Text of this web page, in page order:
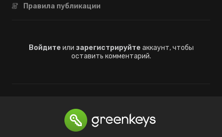
Правила публикации
Войдите или зарегистрируйте аккаунт, чтобы
оставить комментарий.